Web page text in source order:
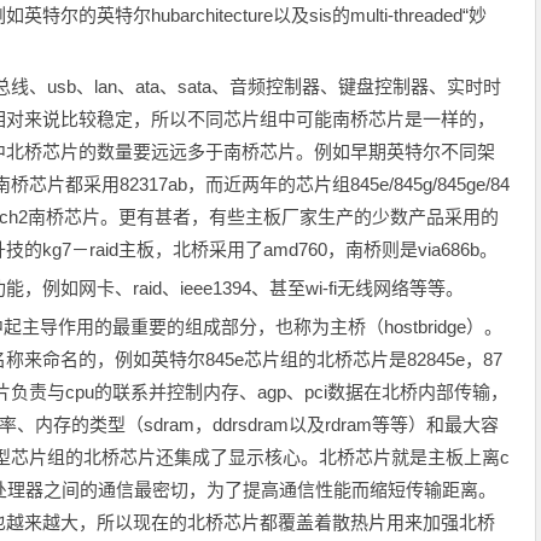
英特尔的英特尔hubarchitecture以及sis的multi-threaded“妙
、usb、lan、ata、sata、音频控制器、键盘控制器、实时时
来说比较稳定，所以不同芯片组中可能南桥芯片是一样的，
桥芯片的数量要远远多于南桥芯片。例如早期英特尔不同架
芯片都采用82317ab，而近两年的芯片组845e/845g/845ge/84
南桥芯片。更有甚者，有些主板厂家生产的少数产品采用的
的kg7－raid主板，北桥采用了amd760，南桥则是via686b。
，例如网卡、raid、ieee1394、甚至wi-fi无线网络等等。
主导作用的最重要的组成部分，也称为主桥（hostbridge）。
来命名的，例如英特尔845e芯片组的北桥芯片是82845e，87
责与cpu的联系并控制内存、agp、pci数据在北桥内部传输，
、内存的类型（sdram，ddrsdram以及rdram等等）和最大容
片组的北桥芯片还集成了显示核心。北桥芯片就是主板上离c
器之间的通信最密切，为了提高通信性能而缩短传输距离。
来越大，所以现在的北桥芯片都覆盖着散热片用来加强北桥